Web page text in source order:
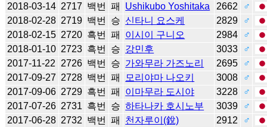
2018-03-14 2717 백번 패 Ushikubo Yoshitaka 2662
♂
2018-02-28 2719 백번 승 신타니 요스케 2829
♂
2018-02-15 2720 흑번 패 이시이 구니오 2984
♂
2018-01-10 2723 흑번 승 강민후 3033
♂
2017-11-22
2726 백번 승 가와무라 가즈노리 2695
♂
2017-09-27 2728 백번 패 모리야마 나오키 3008
♂
2017-09-06 2729 흑번 패 이마무라 도시야 3228
♂
2017-07-26 2731 흑번 승 하타나카 호시노부 3039
♂
2017-06-28 2732 백번 패 천자루이(銳) 2912
♂